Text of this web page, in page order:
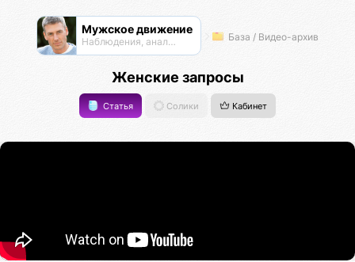
Мужское движение
Наблюдения, анализ, обсуждения База / Видео-архив
Женские запросы
Статья Солики Кабинет